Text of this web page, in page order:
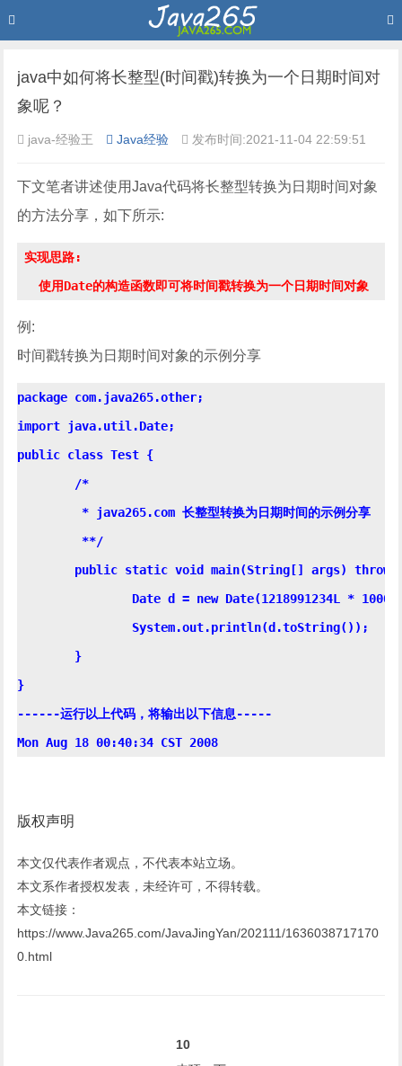
java中如何将长整型(时间戳)转换为一个日期时间对
象呢？
java-经验王 Java经验 发布时间:2021-11-04 22:59:51
下文笔者讲述使用Java代码将长整型转换为日期时间对象
的方法分享，如下所示:
实现思路:
例:
时间戳转换为日期时间对象的示例分享
package com.java265.other;
import java.util.Date;
public class Test {
}
------运行以上代码，将输出以下信息-----
版权声明
本文仅代表作者观点，不代表本站立场。
本文系作者授权发表，未经许可，不得转载。
本文链接：
https://www.Java265.com/JavaJingYan/202111/1636038717170
0.html
10